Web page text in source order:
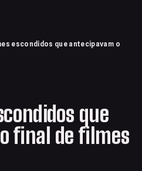
escondidos que antecipavam o
que
final de filmes